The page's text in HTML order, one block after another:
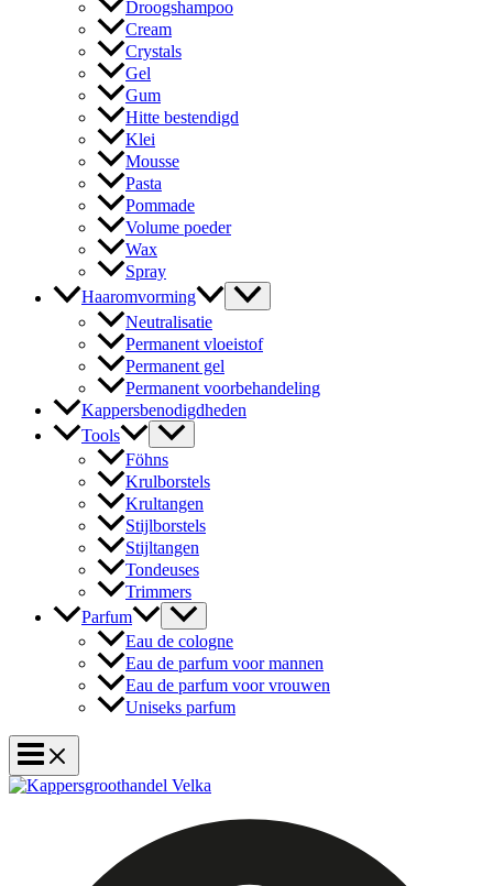
Droogshampoo
Cream
Crystals
Gel
Gum
Hitte bestendigd
Klei
Mousse
Pasta
Pommade
Volume poeder
Wax
Spray
Haaromvorming
Neutralisatie
Permanent vloeistof
Permanent gel
Permanent voorbehandeling
Kappersbenodigdheden
Tools
Föhns
Krulborstels
Krultangen
Stijlborstels
Stijltangen
Tondeuses
Trimmers
Parfum
Eau de cologne
Eau de parfum voor mannen
Eau de parfum voor vrouwen
Uniseks parfum